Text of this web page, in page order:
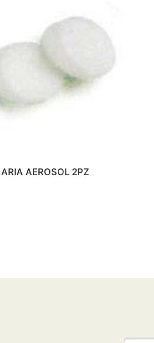
AEROSOL 2PZ